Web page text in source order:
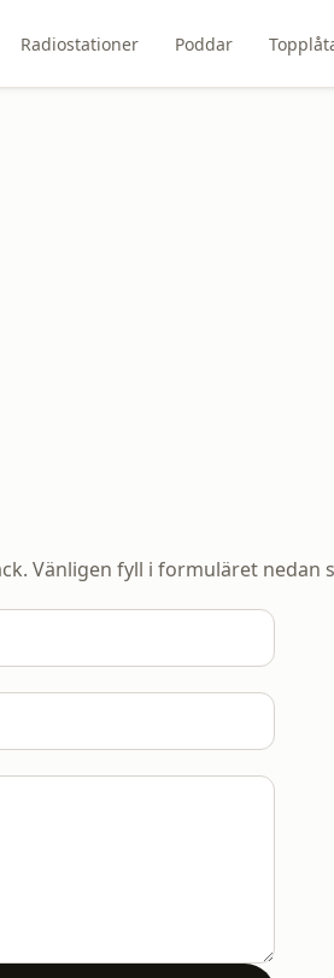
Radiostationer Poddar
Vänligen fyll i formuläret nedan